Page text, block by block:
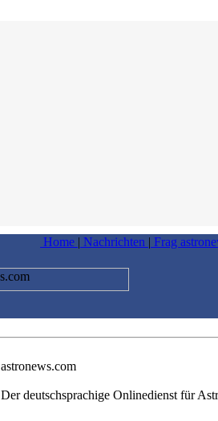
Home | Nachrichten | Frag
astronews.com
Der deutschsprachige Onlinedienst für